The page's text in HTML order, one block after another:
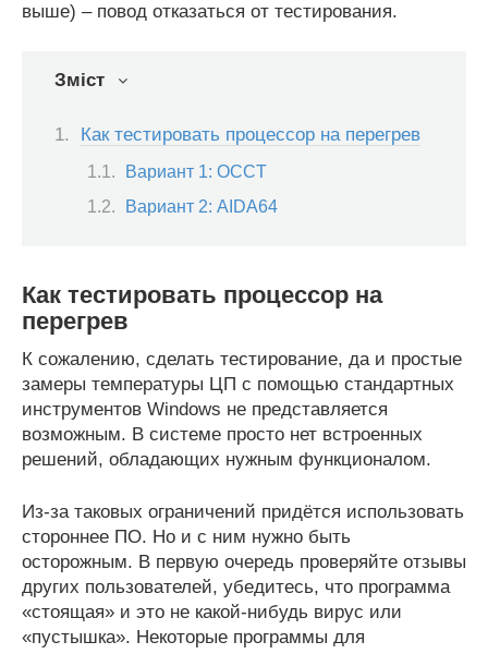
выше) – повод отказаться от тестирования.
Зміст
Как тестировать процессор на перегрев
Вариант 1: OCCT
Вариант 2: AIDA64
Как тестировать процессор на
перегрев
К сожалению, сделать тестирование, да и простые
замеры температуры ЦП с помощью стандартных
инструментов Windows не представляется
возможным. В системе просто нет встроенных
решений, обладающих нужным функционалом.
Из-за таковых ограничений придётся использовать
стороннее ПО. Но и с ним нужно быть
осторожным. В первую очередь проверяйте отзывы
других пользователей, убедитесь, что программа
«стоящая» и это не какой-нибудь вирус или
«пустышка». Некоторые программы для